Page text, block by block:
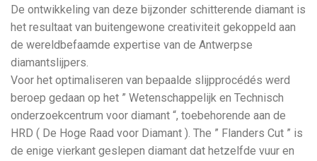
De ontwikkeling van deze bijzonder schitterende diamant is
het resultaat van buitengewone creativiteit gekoppeld aan
de wereldbefaamde expertise van de Antwerpse
diamantslijpers.
Voor het optimaliseren van bepaalde slijpprocédés werd
beroep gedaan op het ” Wetenschappelijk en Technisch
onderzoekcentrum voor diamant “, toebehorende aan de
HRD ( De Hoge Raad voor Diamant ). The ” Flanders Cut ” is
de enige vierkant geslepen diamant dat hetzelfde vuur en